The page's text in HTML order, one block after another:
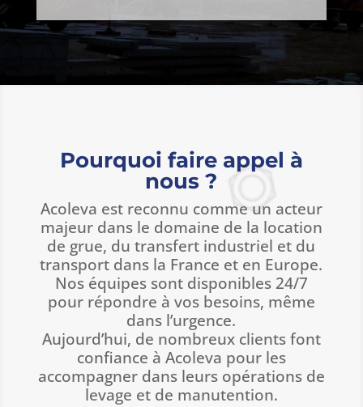
Pourquoi faire appel à
nous ?
Acoleva est reconnu comme un acteur
majeur dans le domaine de la location
de grue, du transfert industriel et du
transport dans la France et en Europe.
Nos équipes sont disponibles 24/7
pour répondre à vos besoins, même
dans l’urgence.
Aujourd’hui, de nombreux clients font
confiance à Acoleva pour les
accompagner dans leurs opérations de
levage et de manutention.